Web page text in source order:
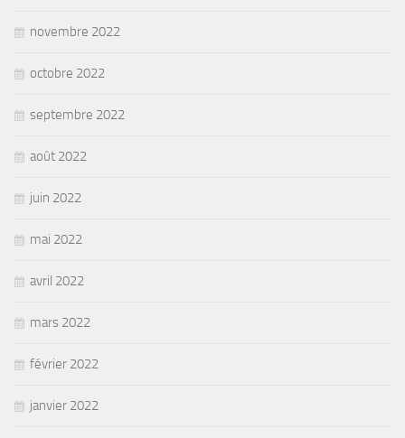
novembre 2022
octobre 2022
septembre 2022
août 2022
juin 2022
mai 2022
avril 2022
mars 2022
février 2022
janvier 2022